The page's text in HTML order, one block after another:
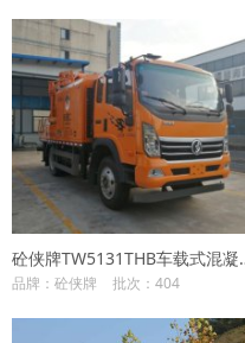
砼侠牌
品牌：砼侠牌 批次：404